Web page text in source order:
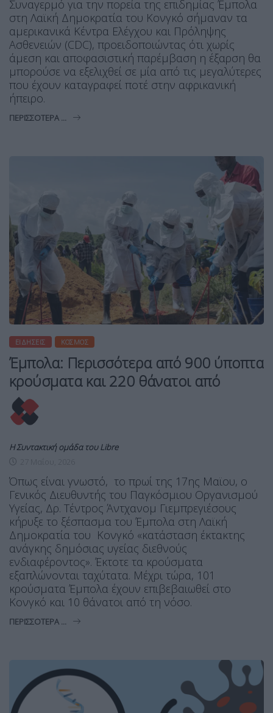
Συναγερμό για την πορεία της επιδημίας Έμπολα
στη Λαϊκή Δημοκρατία του Κονγκό σήμαναν τα
αμερικανικά Κέντρα Ελέγχου και Πρόληψης
Ασθενειών (CDC), προειδοποιώντας ότι χωρίς
άμεση και αποφασιστική παρέμβαση η έξαρση θα
μπορούσε να εξελιχθεί σε μία από τις μεγαλύτερες
που έχουν καταγραφεί ποτέ στην αφρικανική
ήπειρο.
ΠΕΡΙΣΣΌΤΕΡΑ ...
ΕΙΔΉΣΕΙΣ ΚΌΣΜΟΣ
Έμπολα: Περισσότερα από 900 ύποπτα
κρούσματα και 220 θάνατοι από
Η Συντακτική ομάδα του Libre
Όπως είναι γνωστό, το πρωί της 17ης Μαϊου, ο
Γενικός Διευθυντής του Παγκόσμιου Οργανισμού
Υγείας, Δρ. Τέντρος Άντχανομ Γιεμπρεγιέσους
κήρυξε το ξέσπασμα του Έμπολα στη Λαϊκή
Δημοκρατία του Κονγκό «κατάσταση έκτακτης
ανάγκης δημόσιας υγείας διεθνούς
ενδιαφέροντος». Έκτοτε τα κρούσματα
εξαπλώνονται ταχύτατα. Μέχρι τώρα, 101
κρούσματα Έμπολα έχουν επιβεβαιωθεί στο
Κονγκό και 10 θάνατοι από τη νόσο.
ΠΕΡΙΣΣΌΤΕΡΑ ...